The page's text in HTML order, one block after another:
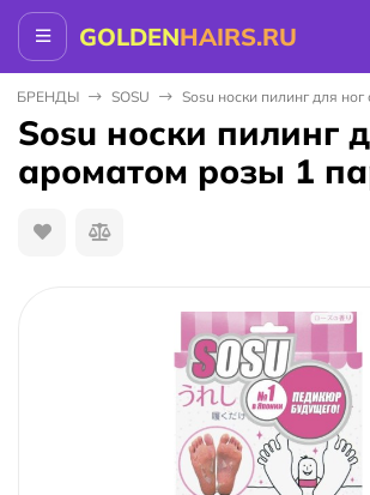
GOLDENHAIRS.RU
БPEНДЫ SOSU Sosu носки пилинг для ног
Sosu носки пилинг
ароматом розы 1